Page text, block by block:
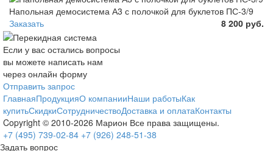
Напольная демосистема А3 с полочкой для буклетов ПС-3/9
Заказать
8 200 руб.
Если у вас остались вопросы
вы можете написать нам
через онлайн форму
Отправить запрос
ГлавнаяПродукцияО компанииНаши работыКак
купитьСкидкиСотрудничествоДоставка и оплатаКонтакты
Copyright © 2010-2026 Марион Все права защищены.
+7 (495) 739-02-84 +7 (926) 248-51-38
Задать вопрос